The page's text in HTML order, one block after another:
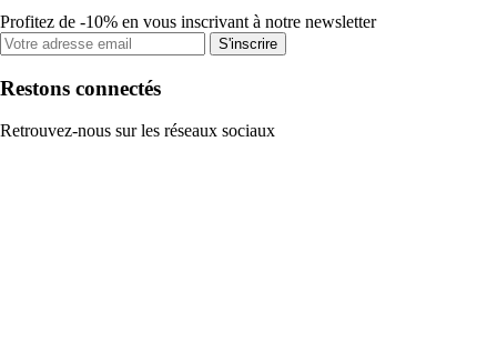
Profitez de -10% en vous inscrivant à notre newsletter
S'inscrire
Restons connectés
Retrouvez-nous sur les réseaux sociaux